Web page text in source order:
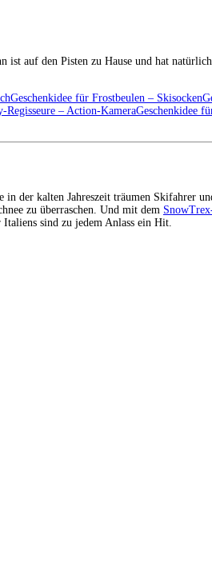
auf den Pisten zu Hause und hat natürlich
Geschenkidee für Frostbeulen – Skisocken
Regisseure – Action-KameraGeschenkidee
der kalten Jahreszeit träumen Skifahrer
zu überraschen. Und mit dem
sind zu jedem Anlass ein Hit.